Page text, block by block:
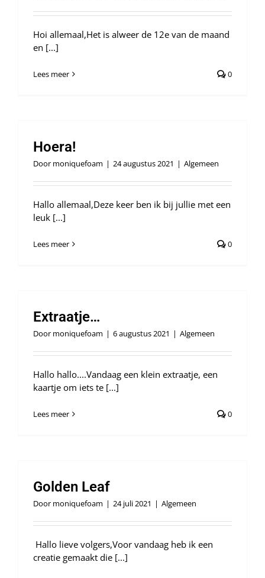
Hoi allemaal,Het is alweer de 12e van de maand
en [...]
Lees meer 0
Hoera!
Door moniquefoam | 24 augustus 2021 | Algemeen
Hallo allemaal,Deze keer ben ik bij jullie met een
leuk [...]
Lees meer 0
Extraatje…
Door moniquefoam | 6 augustus 2021 | Algemeen
Hallo hallo....Vandaag een klein extraatje, een
kaartje om iets te [...]
Lees meer 0
Golden Leaf
Door moniquefoam | 24 juli 2021 | Algemeen
Hallo lieve volgers,Voor vandaag heb ik een
creatie gemaakt die [...]